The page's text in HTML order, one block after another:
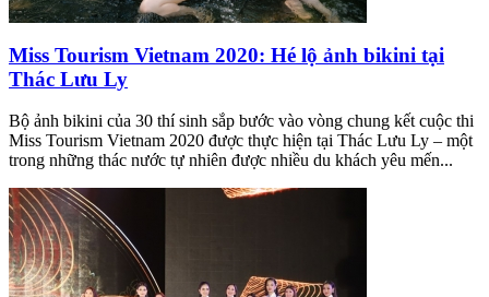
Miss Tourism Vietnam 2020: Hé lộ ảnh bikini tại
Thác Lưu Ly
Bộ ảnh bikini của 30 thí sinh sắp bước vào vòng chung kết cuộc thi
Miss Tourism Vietnam 2020 được thực hiện tại Thác Lưu Ly – một
trong những thác nước tự nhiên được nhiều du khách yêu mến...